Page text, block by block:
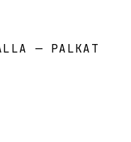
— PALKAT